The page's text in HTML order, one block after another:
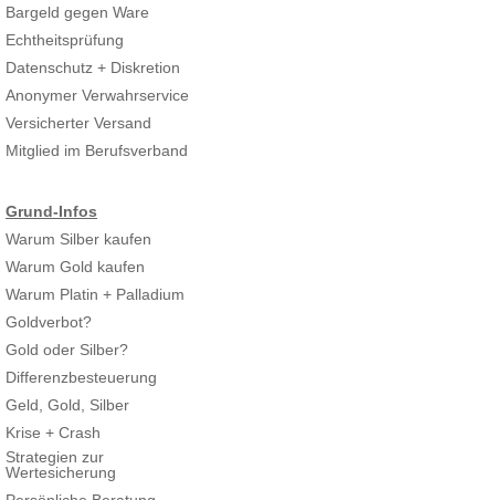
Bargeld gegen Ware
Echtheitsprüfung
Datenschutz + Diskretion
Anonymer Verwahrservice
Versicherter Versand
Mitglied im Berufsverband
Grund-Infos
Warum Silber kaufen
Warum Gold kaufen
Warum Platin + Palladium
Goldverbot?
Gold oder Silber?
Differenzbesteuerung
Geld, Gold, Silber
Krise + Crash
Strategien zur
Wertesicherung